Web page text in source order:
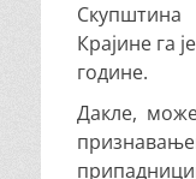
Крајине га
године.
Дакле,